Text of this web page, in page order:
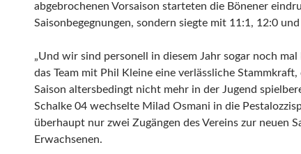
abgebrochenen Vorsaison starteten die Bönener
Saisonbegegnungen, sondern siegte mit 11:1, 12:0
„Und wir sind personell in diesem Jahr sogar noch
das Team mit Phil Kleine eine verlässliche
Saison altersbedingt nicht mehr in der Jugend
Schalke 04 wechselte Milad Osmani in die
überhaupt nur zwei Zugängen des Vereins zur neuen
Erwachsenen.